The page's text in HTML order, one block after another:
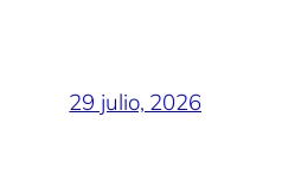
29 julio, 2026